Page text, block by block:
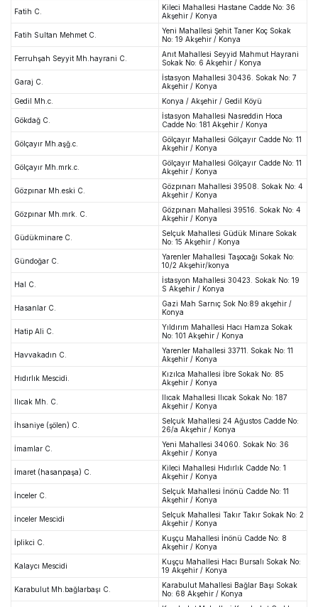
Fatih C.
Kileci Mahallesi Hastane Cadde No: 36
Akşehir / Konya
Fatih Sultan Mehmet C.
Yeni Mahallesi Şehit Taner Koç Sokak
No: 19 Akşehir / Konya
Ferruhşah Seyyit Mh.hayrani C.
Anıt Mahallesi Seyyid Mahmut Hayrani
Sokak No: 6 Akşehir / Konya
Garaj C.
İstasyon Mahallesi 30436. Sokak No: 7
Akşehir / Konya
Gedil Mh.c.
Konya / Akşehir / Gedil Köyü
Gökdağ C.
İstasyon Mahallesi Nasreddin Hoca
Cadde No: 181 Akşehir / Konya
Gölçayır Mh.aşğ.c.
Gölçayır Mahallesi Gölçayır Cadde No: 11
Akşehir / Konya
Gölçayır Mh.mrk.c.
Gölçayır Mahallesi Gölçayır Cadde No: 11
Akşehir / Konya
Gözpınar Mh.eski C.
Gözpınarı Mahallesi 39508. Sokak No: 4
Akşehir / Konya
Gözpınar Mh.mrk. C.
Gözpınarı Mahallesi 39516. Sokak No: 4
Akşehir / Konya
Güdükminare C.
Selçuk Mahallesi Güdük Minare Sokak
No: 15 Akşehir / Konya
Gündoğar C.
Yarenler Mahallesi Taşocağı Sokak No:
10/2 Akşehir/konya
Hal C.
İstasyon Mahallesi 30423. Sokak No: 19
S Akşehir / Konya
Hasanlar C.
Gazi Mah Sarnıç Sok No:89 akşehir /
Konya
Hatip Ali C.
Yıldırım Mahallesi Hacı Hamza Sokak
No: 101 Akşehir / Konya
Havvakadın C.
Yarenler Mahallesi 33711. Sokak No: 11
Akşehir / Konya
Hıdırlık Mescidi.
Kızılca Mahallesi İbre Sokak No: 85
Akşehir / Konya
Ilıcak Mh. C.
Ilıcak Mahallesi Ilıcak Sokak No: 187
Akşehir / Konya
İhsaniye (şölen) C.
Selçuk Mahallesi 24 Ağustos Cadde No:
26/a Akşehir / Konya
İmamlar C.
Yeni Mahallesi 34060. Sokak No: 36
Akşehir / Konya
İmaret (hasanpaşa) C.
Kileci Mahallesi Hıdırlık Cadde No: 1
Akşehir / Konya
İnceler C.
Selçuk Mahallesi İnönü Cadde No: 11
Akşehir / Konya
İnceler Mescidi
Selçuk Mahallesi Takır Takır Sokak No: 2
Akşehir / Konya
İplikci C.
Kuşçu Mahallesi İnönü Cadde No: 8
Akşehir / Konya
Kalaycı Mescidi
Kuşçu Mahallesi Hacı Bursalı Sokak No:
19 Akşehir / Konya
Karabulut Mh.bağlarbaşı C.
Karabulut Mahallesi Bağlar Başı Sokak
No: 68 Akşehir / Konya